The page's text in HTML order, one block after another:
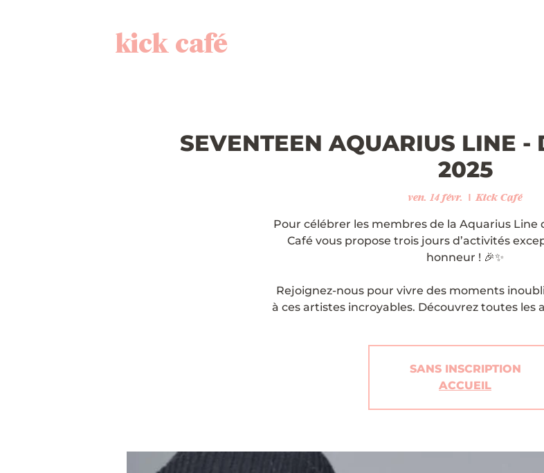
kick café
SEVENTEEN AQUARIUS LINE
2025
ven. 14 févr.
  |
Kick Café
Pour célébrer les membres de la Aquarius Line
Café vous propose trois jours d’activités
honneur ! 🎉✨
Rejoignez-nous pour vivre des moments
à ces artistes incroyables. Découvrez toutes les
SANS INSCRIPTION
ACCUEIL